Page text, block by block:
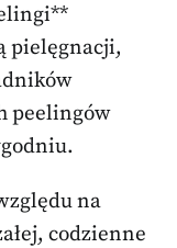
pielęgnacji,
peelingów
na
codzienne